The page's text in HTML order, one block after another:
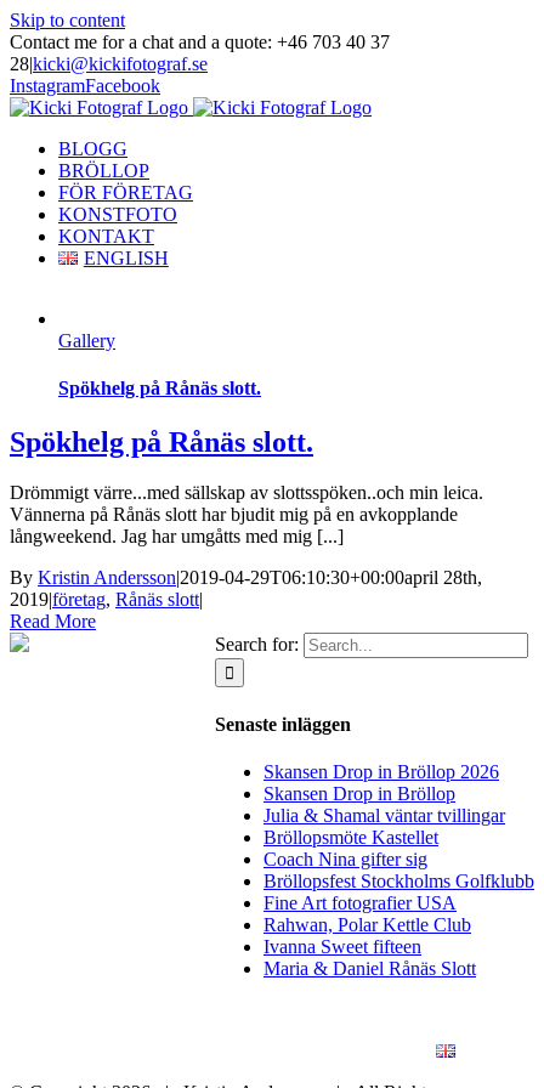
Skip to content
Contact me for a chat and a quote: +46 703 40 37
28|kicki@kickifotograf.se
InstagramFacebook
BLOGG
BRÖLLOP
FÖR FÖRETAG
KONSTFOTO
KONTAKT
ENGLISH
Gallery
Spökhelg på Rånäs slott.
Spökhelg på Rånäs slott.
Drömmigt värre...med sällskap av slottsspöken..och min leica.
Vännerna på Rånäs slott har bjudit mig på en avkopplande
långweekend. Jag har umgåtts med mig [...]
By Kristin Andersson|2019-04-29T06:10:30+00:00april 28th,
2019|företag, Rånäs slott|
Read More
Search for:
Senaste inläggen
Skansen Drop in Bröllop 2026
Skansen Drop in Bröllop
Julia & Shamal väntar tvillingar
Bröllopsmöte Kastellet
Coach Nina gifter sig
Bröllopsfest Stockholms Golfklubb
Fine Art fotografier USA
Rahwan, Polar Kettle Club
Ivanna Sweet fifteen
Maria & Daniel Rånäs Slott